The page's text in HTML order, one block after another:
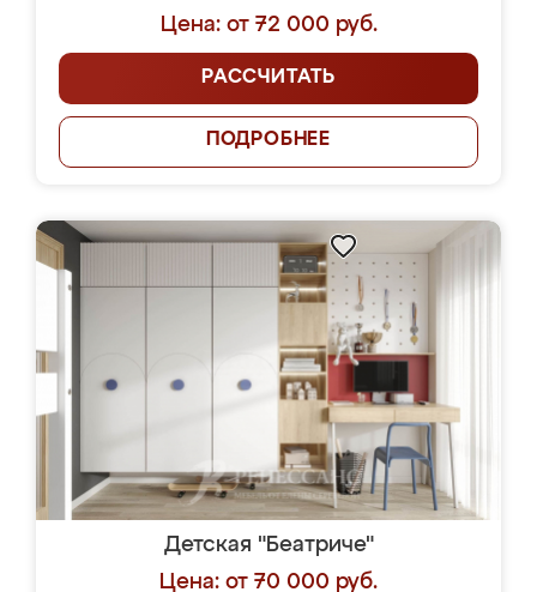
Цена: от 72 000 руб.
РАССЧИТАТЬ
ПОДРОБНЕЕ
Детская "Беатриче"
Цена: от 70 000 руб.